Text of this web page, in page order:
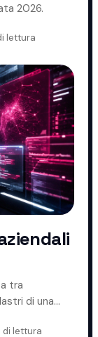
2026.
lettura
tra
di una
di lettura